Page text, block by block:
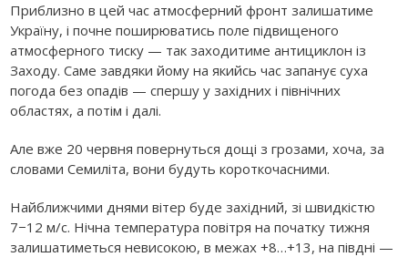
Приблизно в цей час атмосферний фронт залишатиме
Україну, і почне поширюватись поле підвищеного
атмосферного тиску — так заходитиме антициклон із
Заходу. Саме завдяки йому на якийсь час запанує суха
погода без опадів — спершу у західних і північних
областях, а потім і далі.
Але вже 20 червня повернуться дощі з грозами, хоча, за
словами Семиліта, вони будуть короткочасними.
Найближчими днями вітер буде західний, зі швидкістю
7−12 м/с. Нічна температура повітря на початку тижня
залишатиметься невисокою, в межах +8…+13, на півдні —